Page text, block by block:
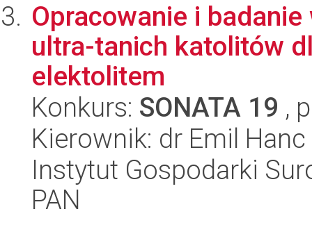
Opracowanie i
ultra-tanich katolitów
elektolitem
Konkurs: SONATA 19 ,
Kierownik: dr Emil Hanc
Instytut Gospodarki
PAN